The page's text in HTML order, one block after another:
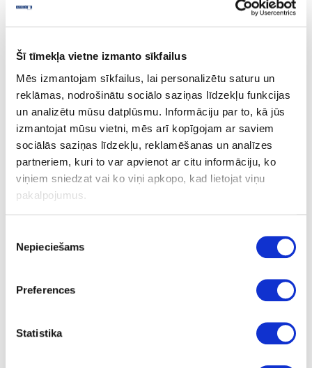
Šī tīmekļa vietne izmanto sīkfailus
Mēs izmantojam sīkfailus, lai personalizētu saturu un
reklāmas, nodrošinātu sociālo saziņas līdzekļu funkcijas
un analizētu mūsu datplūsmu. Informāciju par to, kā jūs
izmantojat mūsu vietni, mēs arī kopīgojam ar saviem
sociālās saziņas līdzekļu, reklamēšanas un analīzes
partneriem, kuri to var apvienot ar citu informāciju, ko
viņiem sniedzat vai ko viņi apkopo, kad lietojat viņu
pakalpojumus.
izvēle
Nepieciešams
Preferences
Statistika
Nosūtīt saiti uz produktu
Drukāt
īpaša cena 24-L178978
Urbis LEUCO, D15x70x10mm
Gab.